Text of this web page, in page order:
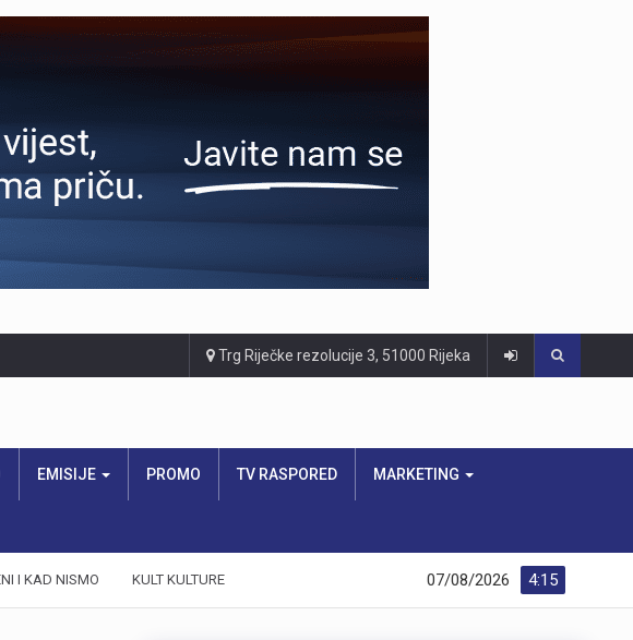
Trg Riječke rezolucije 3, 51000 Rijeka
EMISIJE PROMO TV RASPORED MARKETING
I KAD NISMO KULT KULTURE 4:15
07/08/2026